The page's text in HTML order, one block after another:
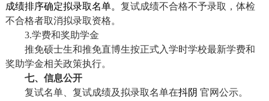
成绩排序确定拟录取名单。 复试成绩不合格不予录取，体检
不合格者取消拟录取资格。
3.学费和奖助学金
推免硕士生和推免直博生按正式入学时学校最新学费和
奖助学金相关政策执行。
七、信息公开
复试名单、复试成绩及拟录取名单在抖阴 官网公示。